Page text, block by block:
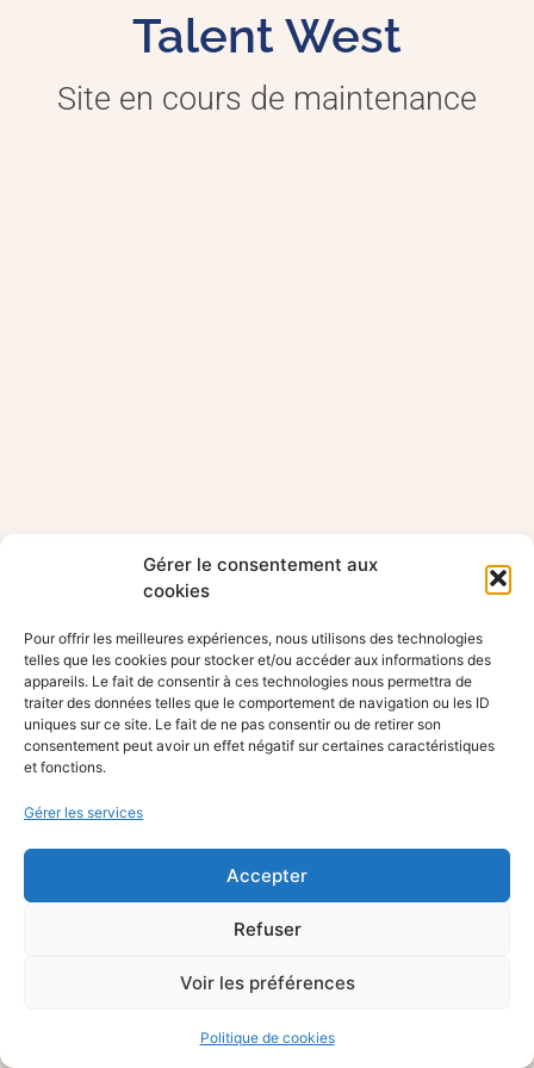
Gérer le consentement aux
cookies
Pour offrir les meilleures expériences, nous utilisons des technologies
telles que les cookies pour stocker et/ou accéder aux informations des
appareils. Le fait de consentir à ces technologies nous permettra de
traiter des données telles que le comportement de navigation ou les ID
uniques sur ce site. Le fait de ne pas consentir ou de retirer son
consentement peut avoir un effet négatif sur certaines caractéristiques
et fonctions.
Gérer les services
Accepter
Refuser
Voir les préférences
Politique de cookies
Talent West
Site en cours de maintenance